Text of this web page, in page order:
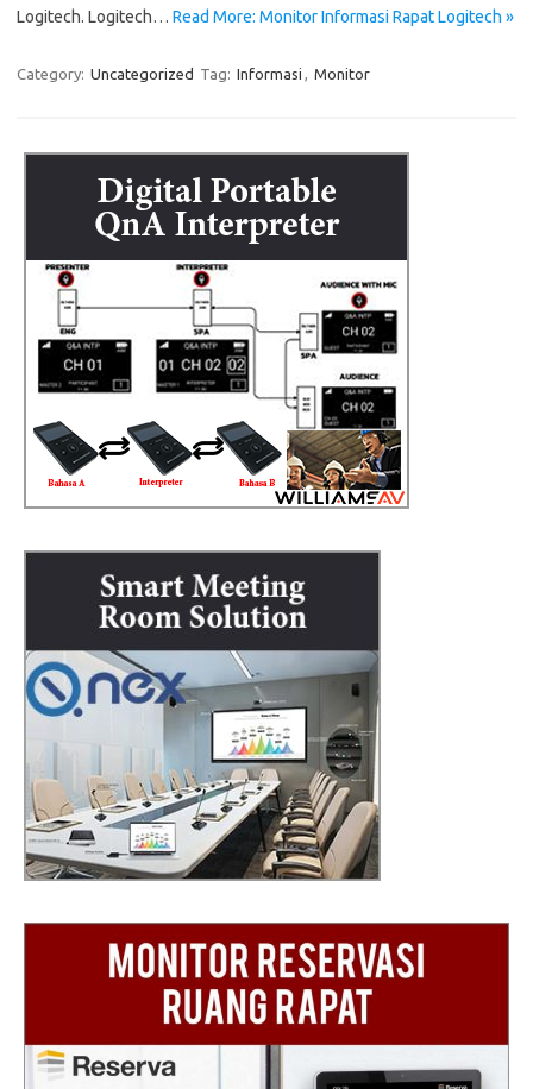
Logitech. Logitech… Read More: Monitor Informasi Rapat Logitech »
Category: Uncategorized Tag: Informasi , Monitor